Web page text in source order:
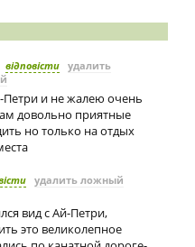
відповісти удалить
Петри и не жалею очень
довольно приятные
но только на отдых
удалить ложный
вид с Ай-Петри,
это великолепное